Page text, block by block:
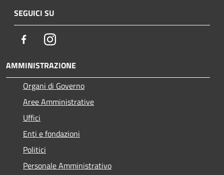
SEGUICI SU
FacebookInstagram
AMMINISTRAZIONE
Organi di Governo
Aree Amministrative
Uffici
Enti e fondazioni
Politici
Personale Amministrativo